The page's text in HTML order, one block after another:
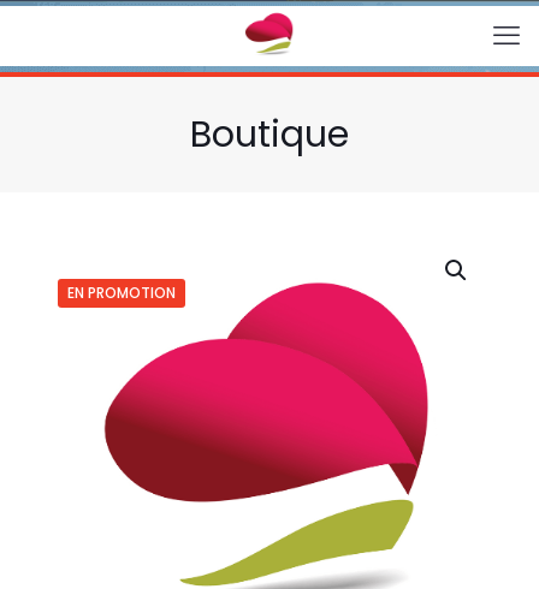
Boutique
EN PROMOTION